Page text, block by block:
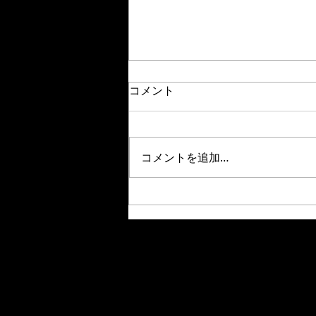
今年もよろしくお願いしま
と共に亡くなられた方のご冥福を
お祈りします。 私共ででできる
コメント
コメントを追加…